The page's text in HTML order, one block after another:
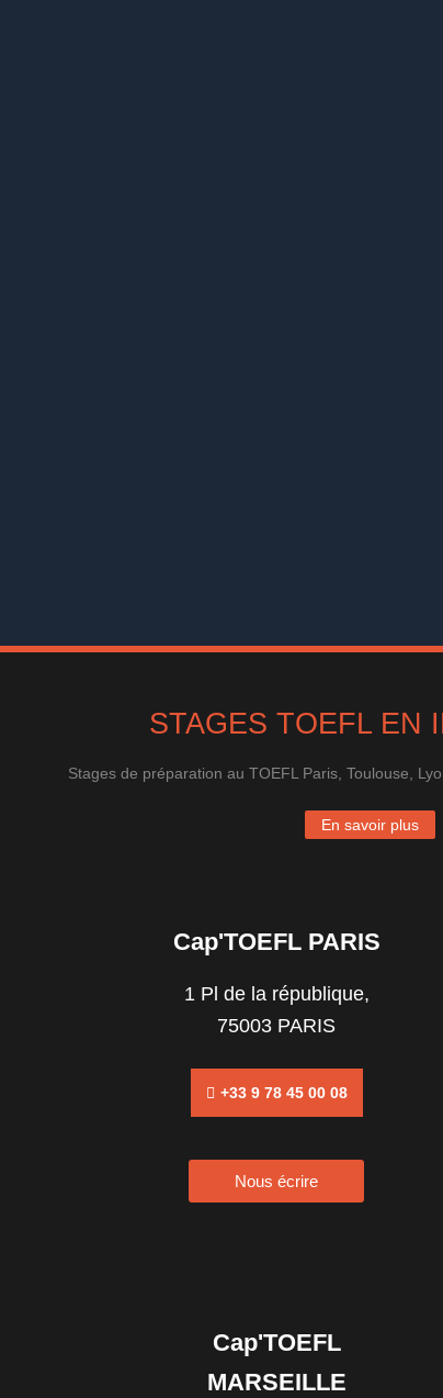
STAGES TOEFL EN
Stages de préparation au TOEFL Paris, Toulouse,
En savoir plus
Cap'TOEFL PARIS
1 Pl de la république,
75003 PARIS
+33 9 78 45 00 08
Nous écrire
Cap'TOEFL
MARSEILLE